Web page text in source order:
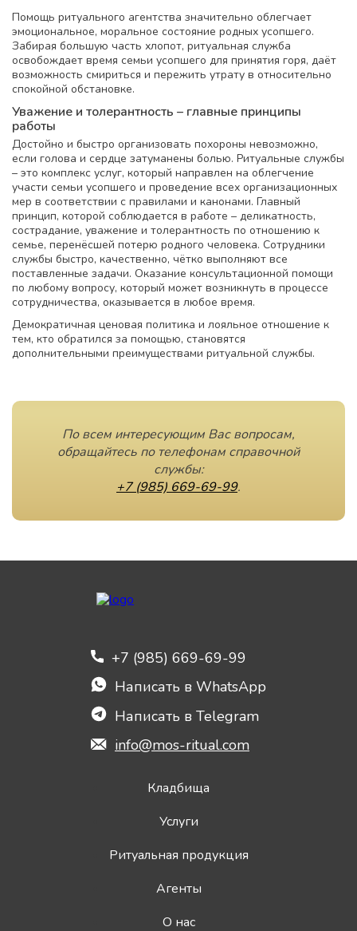
Помощь ритуального агентства значительно облегчает
эмоциональное, моральное состояние родных усопшего.
Забирая большую часть хлопот, ритуальная служба
освобождает время семьи усопшего для принятия горя, даёт
возможность смириться и пережить утрату в относительно
спокойной обстановке.
Уважение и толерантность – главные принципы
работы
Достойно и быстро организовать похороны невозможно,
если голова и сердце затуманены болью. Ритуальные службы
– это комплекс услуг, который направлен на облегчение
участи семьи усопшего и проведение всех организационных
мер в соответствии с правилами и канонами. Главный
принцип, которой соблюдается в работе – деликатность,
сострадание, уважение и толерантность по отношению к
семье, перенёсшей потерю родного человека. Сотрудники
службы быстро, качественно, чётко выполняют все
поставленные задачи. Оказание консультационной помощи
по любому вопросу, который может возникнуть в процессе
сотрудничества, оказывается в любое время.
Демократичная ценовая политика и лояльное отношение к
тем, кто обратился за помощью, становятся
дополнительными преимуществами ритуальной службы.
По всем интересующим Вас вопросам,
обращайтесь по телефонам справочной
службы:
+7 (985) 669-69-99.
+7 (985) 669-69-99
Написать в WhatsApp
Написать в Telegram
info@mos-ritual.com
Кладбища
Услуги
Ритуальная продукция
Агенты
О нас